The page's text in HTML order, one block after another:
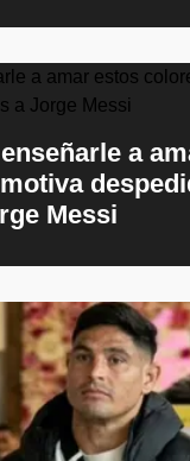
a
Messi